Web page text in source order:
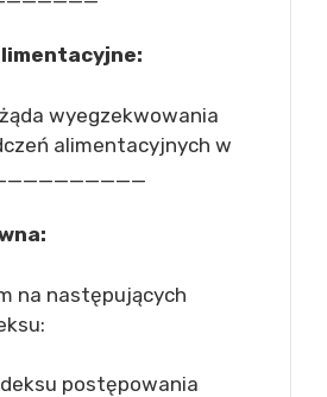
wyegzekwowania
alimentacyjnych w
na następujących
postępowania